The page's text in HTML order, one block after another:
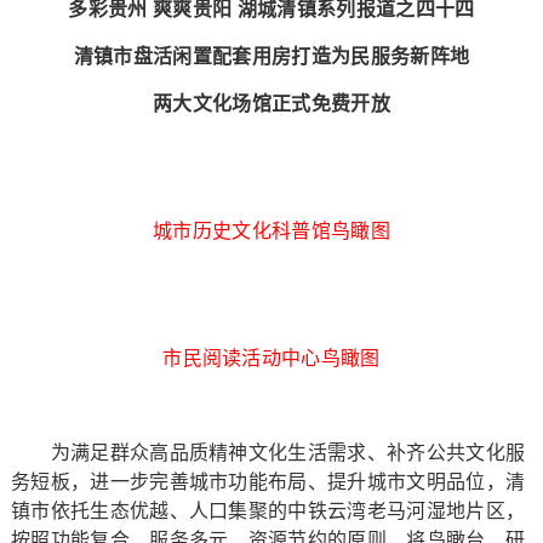
多彩贵州 爽爽贵阳 湖城清镇系列报道之四十四
清镇市盘活闲置配套用房打造为民服务新阵地
两大文化场馆正式免费开放
城市历史文化科普馆鸟瞰图
市民阅读活动中心鸟瞰图
为满足群众高品质精神文化生活需求、补齐公共文化服
务短板，进一步完善城市功能布局、提升城市文明品位，清
镇市依托生态优越、人口集聚的中铁云湾老马河湿地片区，